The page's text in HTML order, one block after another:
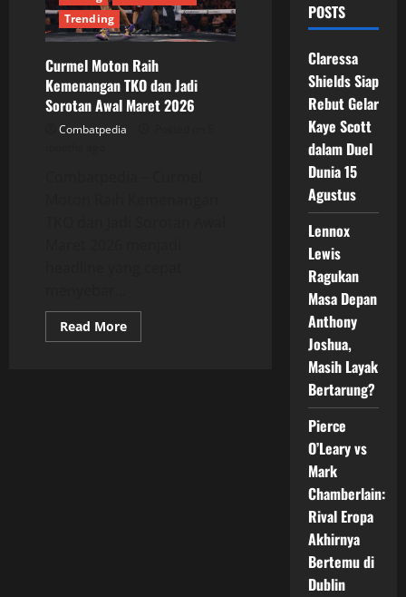
Trending
Curmel Moton Raih
Kemenangan TKO dan Jadi
Sorotan Awal Maret 2026
Combatpedia
Read MoreRead
more
POSTS
Claressa
Shields Siap
Rebut Gelar
Kaye Scott
dalam Duel
Dunia 15
Agustus
Lennox
Lewis
Ragukan
Masa Depan
Anthony
Joshua,
Masih Layak
Bertarung?
Pierce
O’Leary vs
Mark
Chamberlain:
Rival Eropa
Akhirnya
Bertemu di
Dublin